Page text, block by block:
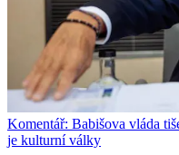
Komentář: Babišova vláda
je kulturní války